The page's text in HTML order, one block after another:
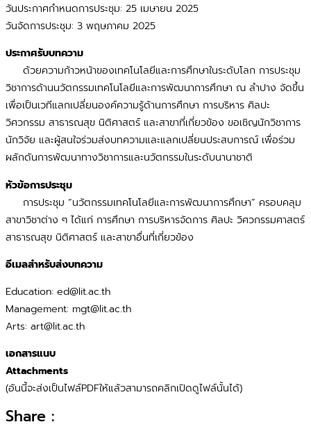
วันประกาศกำหนดการประชุม: 25 เมษายน 2025
วันจัดการประชุม: 3 พฤษภาคม 2025
ประกาศรับบทความ
ด้วยความก้าวหน้าของเทคโนโลยีและการศึกษาในระดับโลก การประชุม
วิชาการด้านนวัตกรรมเทคโนโลยีและการพัฒนาการศึกษา ณ ลำปาง จัดขึ้น
เพื่อเป็นเวทีแลกเปลี่ยนองค์ความรู้ด้านการศึกษา การบริหาร ศิลปะ
วิศวกรรม สาธารณสุข นิติศาสตร์ และสาขาที่เกี่ยวข้อง ขอเชิญนักวิชาการ
นักวิจัย และผู้สนใจร่วมส่งบทความและแลกเปลี่ยนประสบการณ์ เพื่อร่วม
ผลักดันการพัฒนาทางวิชาการและนวัตกรรมในระดับนานาชาติ
หัวข้อการประชุม
การประชุม “นวัตกรรมเทคโนโลยีและการพัฒนาการศึกษา” ครอบคลุม
สาขาวิชาต่าง ๆ ได้แก่ การศึกษา การบริหารจัดการ ศิลปะ วิศวกรรมศาสตร์
สาธารณสุข นิติศาสตร์ และสาขาอื่นที่เกี่ยวข้อง
อีเมลสำหรับส่งบทความ
Education: ed@lit.ac.th
Management: mgt@lit.ac.th
Arts: art@lit.ac.th
เอกสารแนบ
Attachments
(อันนี้จะส่งเป็นไฟล์PDFให้แล้วสามารถคลิกเปิดดูไฟล์นั้นได้)
Share :